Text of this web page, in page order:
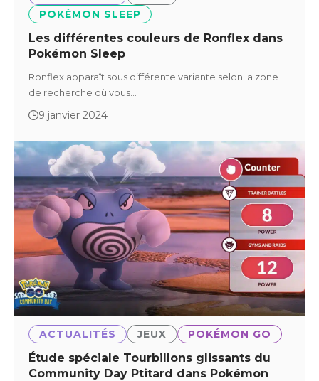
POKÉMON SLEEP
Les différentes couleurs de Ronflex dans
Pokémon Sleep
Ronflex apparaît sous différente variante selon la zone
de recherche où vous…
9 janvier 2024
ACTUALITÉS JEUX POKÉMON GO
Étude spéciale Tourbillons glissants du
Community Day Ptitard dans Pokémon